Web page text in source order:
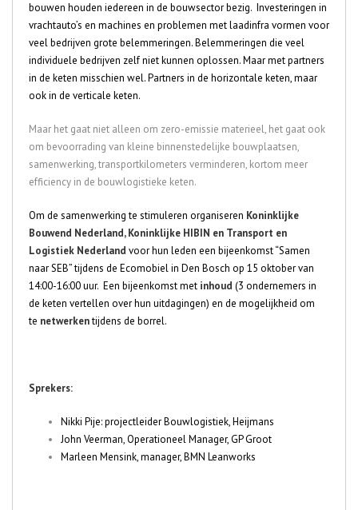
bouwen houden iedereen in de bouwsector bezig. Investeringen in
vrachtauto’s en machines en problemen met laadinfra vormen voor
veel bedrijven grote belemmeringen. Belemmeringen die veel
individuele bedrijven zelf niet kunnen oplossen. Maar met partners
in de keten misschien wel. Partners in de horizontale keten, maar
ook in de verticale keten.
Maar het gaat niet alleen om zero-emissie materieel, het gaat ook
om bevoorrading van kleine binnenstedelijke bouwplaatsen,
samenwerking, transportkilometers verminderen, kortom meer
efficiency in de bouwlogistieke keten.
Om de samenwerking te stimuleren organiseren Koninklijke
Bouwend Nederland, Koninklijke HIBIN en Transport en
Logistiek Nederland voor hun leden een bijeenkomst “Samen
naar SEB” tijdens de Ecomobiel in Den Bosch op 15 oktober van
14:00-16:00 uur. Een bijeenkomst met inhoud (3 ondernemers in
de keten vertellen over hun uitdagingen) en de mogelijkheid om
te netwerkentijdens de borrel.
Sprekers:
Nikki Pije: projectleider Bouwlogistiek, Heijmans
John Veerman, Operationeel Manager, GP Groot
Marleen Mensink, manager, BMN Leanworks